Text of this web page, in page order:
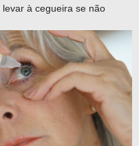
à cegueira se não